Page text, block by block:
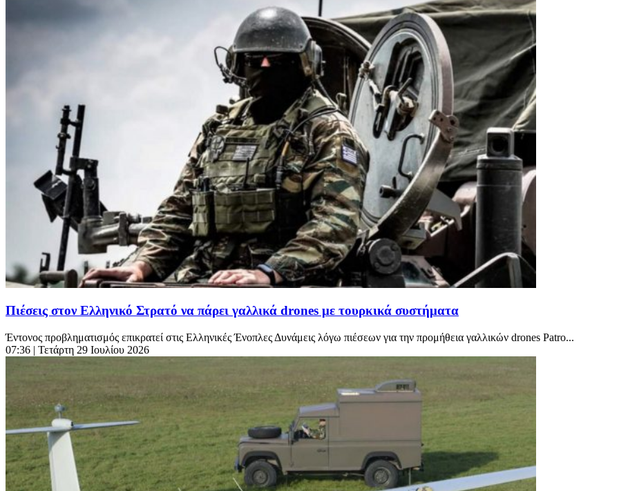
Πιέσεις στον Ελληνικό Στρατό να πάρει γαλλικά drones με τουρκικά συστήματα
Έντονος προβληματισμός επικρατεί στις Ελληνικές Ένοπλες Δυνάμεις λόγω πιέσεων για την προμήθεια γαλλικών drones Patro...
07:36 | Τετάρτη 29 Ιουλίου 2026